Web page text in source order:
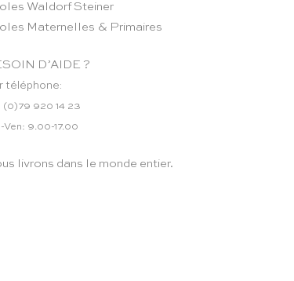
Waldorf Steiner
Maternelles & Primaires
D’AIDE ?
téléphone:
(0)79 920 14 23
Ven: 9.00-17.00
livrons dans le monde entier.